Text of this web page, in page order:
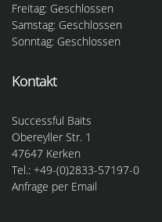
Freitag: Geschlossen
Samstag: Geschlossen
Sonntag: Geschlossen
Kontakt
Successful Baits
Obereyller Str. 1
47647 Kerken
Tel.: +49-(0)2833-57197-0
Anfrage per Email